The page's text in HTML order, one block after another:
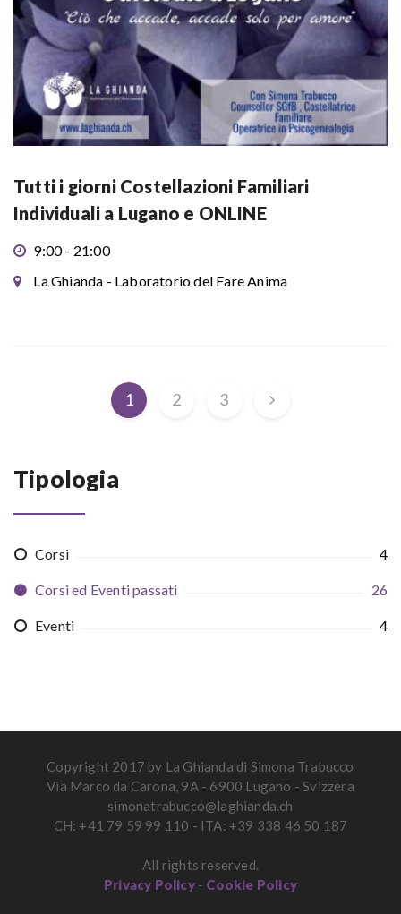
Tutti i giorni Costellazioni Familiari
Individuali a Lugano e ONLINE
9:00 - 21:00
La Ghianda - Laboratorio del Fare Anima
1 2 3
Tipologia
Corsi 4
Corsi ed Eventi passati 26
Eventi 4
Copyright 2017 by La Ghianda di Simona Trabucco
Via Marco da Carona, 9A - 6900 Lugano - Svizzera
simonatrabucco@laghianda.ch
CH: +41 79 59 99 110 - ITA: +39 338 46 50 187
All rights reserved.
Privacy Policy- Cookie Policy